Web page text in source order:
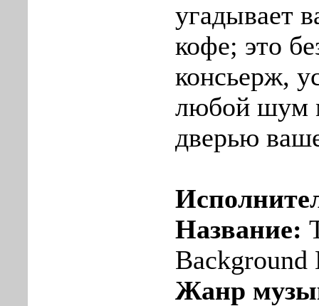
угадывает
кофе; это
консьерж,
любой шум
дверью
Название:
Background
Жанр